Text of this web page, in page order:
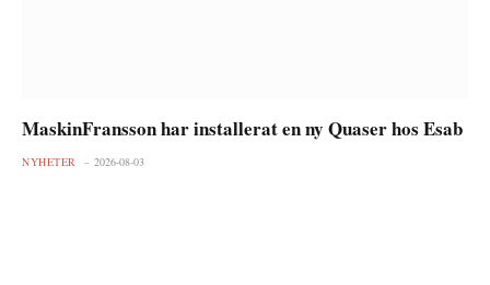
MaskinFransson har installerat en ny Quaser hos Esab
NYHETER 2026-08-03